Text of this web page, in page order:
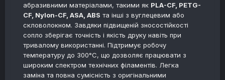
абразивними матеріалами, такими як PLA-CF, PETG-
CF, Nylon-CF, ASA, ABS та інші з вуглецевим або
скловолокном. Завдяки підвищеній зносостійкості
сопло зберігає точність і якість друку навіть при
тривалому використанні. Підтримує робочу
температуру до 300°C, що дозволяє працювати з
широким спектром технічних філаментів. Легка
заміна та повна сумісність з оригінальними